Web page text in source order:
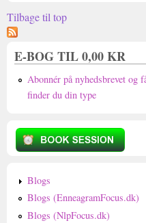
Tilbage til top
E-BOG TIL 0,00 KR
Abonnér på nyhedsbrevet og
finder du din type
Blogs
Blogs (EnneagramFocus.dk)
Blogs (NlpFocus.dk)